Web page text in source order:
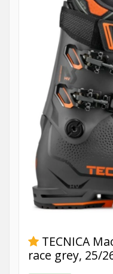
TECNICA
race grey, 25/